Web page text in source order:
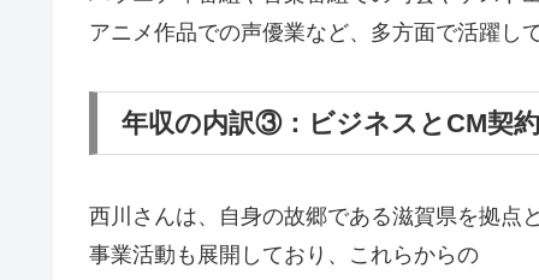
アニメ作品での声優業など、多方面で活躍し
年収の内訳③：ビジネスとCM契約
西川さんは、自身の故郷である滋賀県を拠点
事業活動も展開しており、これらからの